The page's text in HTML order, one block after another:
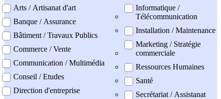
Arts / Artisanat d'art
Banque / Assurance
Bâtiment / Travaux Publics
Commerce / Vente
Communication / Multimédia
Conseil / Etudes
Direction d'entreprise
Informatique /
Télécommunication
Installation / Maintenance
Marketing / Stratégie
commerciale
Ressources Humaines
Santé
Secrétariat / Assistanat